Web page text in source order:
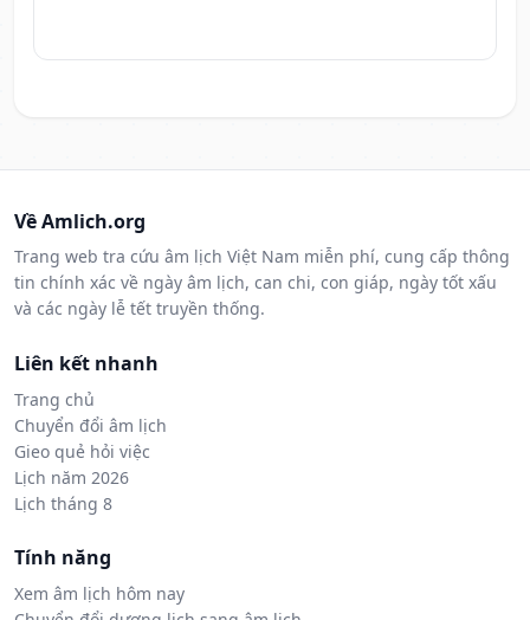
Về Amlich.org
Trang web tra cứu âm lịch Việt Nam miễn phí, cung cấp thông
tin chính xác về ngày âm lịch, can chi, con giáp, ngày tốt xấu
và các ngày lễ tết truyền thống.
Liên kết nhanh
Trang chủ
Chuyển đổi âm lịch
Gieo quẻ hỏi việc
Lịch năm 2026
Lịch tháng 8
Tính năng
Xem âm lịch hôm nay